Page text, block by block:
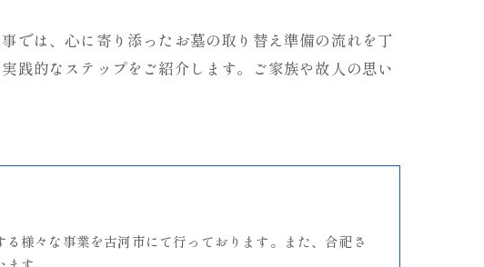
では、心に寄り添ったお墓の取り替え準備の流れを丁
践的なステップをご紹介します。ご家族や故人の思い
様々な事業を古河市にて行っております。また、合祀さ